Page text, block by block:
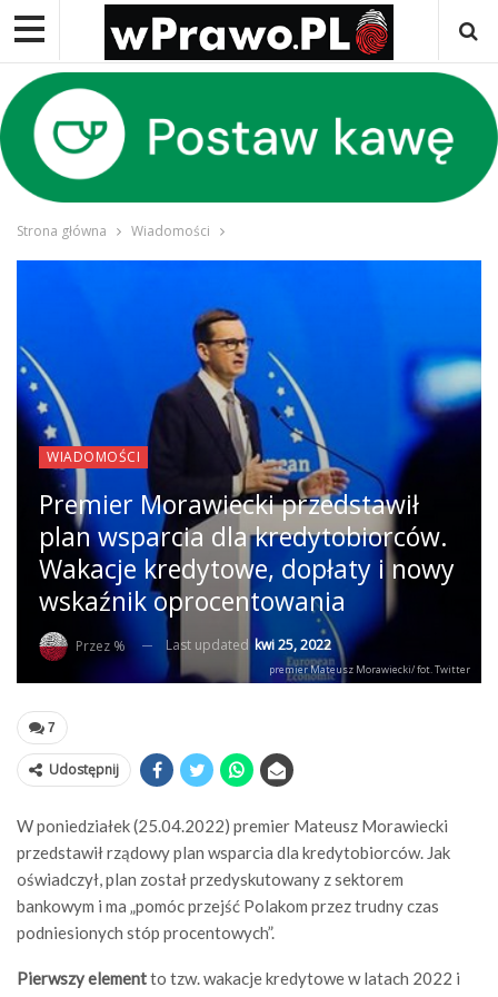
Strona główna Wiadomości
WIADOMOŚCI
Premier Morawiecki przedstawił
plan wsparcia dla kredytobiorców.
Wakacje kredytowe, dopłaty i nowy
wskaźnik oprocentowania
Przez % Last updated kwi 25, 2022
premier Mateusz Morawiecki/ fot. Twitter
7
Udostępnij
W poniedziałek (25.04.2022) premier Mateusz Morawiecki
przedstawił rządowy plan wsparcia dla kredytobiorców. Jak
oświadczył, plan został przedyskutowany z sektorem
bankowym i ma „pomóc przejść Polakom przez trudny czas
podniesionych stóp procentowych”.
Pierwszy elementto tzw. wakacje kredytowe w latach 2022 i